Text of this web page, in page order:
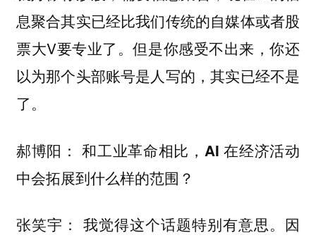
息聚合其实已经比我们传统的自媒体或者股
票大V要专业了。但是你感受不出来，你还
以为那个头部账号是人写的，其实已经不是
了。
郝博阳： 和工业革命相比，AI 在经济活动
中会拓展到什么样的范围？
张笑宇： 我觉得这个话题特别有意思。因